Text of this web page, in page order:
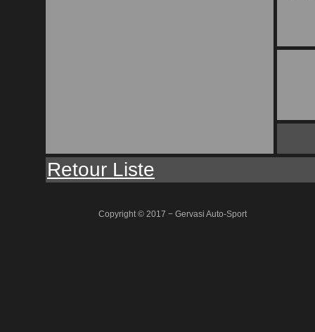
Retour Liste
Copyright © 2017 − Gervasi Auto-Sport